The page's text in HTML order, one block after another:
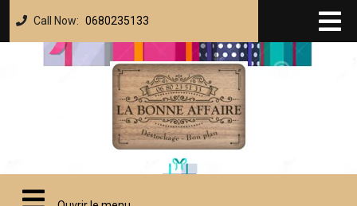
Call Now: 0680235133